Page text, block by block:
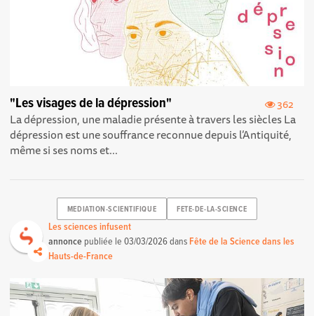
362
"Les visages de la dépression"
La dépression, une maladie présente à travers les siècles La
dépression est une souffrance reconnue depuis l’Antiquité,
même si ses noms et...
MEDIATION-SCIENTIFIQUE FETE-DE-LA-SCIENCE
Les sciences infusent
annonce publiée le03/03/2026dans Fête de la Science dans les
Hauts-de-France